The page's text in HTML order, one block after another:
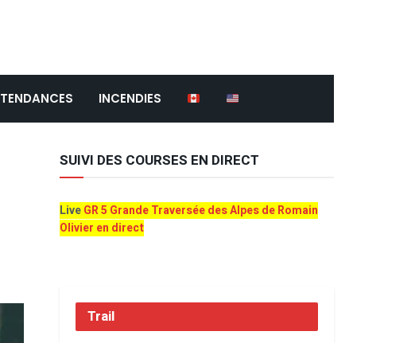
TENDANCES INCENDIES
SUIVI DES COURSES EN DIRECT
LiveGR 5 Grande Traversée des Alpes de Romain
Olivier en direct
Trail